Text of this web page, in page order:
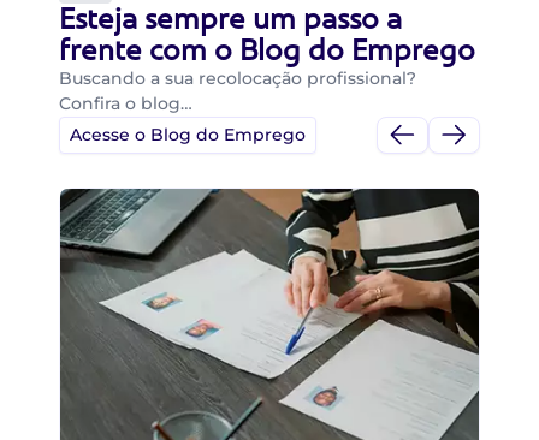
Esteja sempre um passo a
frente com o Blog do Emprego
Buscando a sua recolocação profissional?
Confira o blog…
Acesse o Blog do Emprego